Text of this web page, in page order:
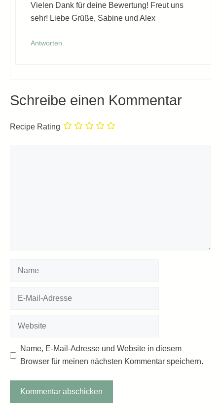
Vielen Dank für deine Bewertung! Freut uns
sehr! Liebe Grüße, Sabine und Alex
Antworten
Schreibe einen Kommentar
Recipe Rating
Name
Website
Name, E-Mail-Adresse und Website in diesem
Browser für meinen nächsten Kommentar speichern.